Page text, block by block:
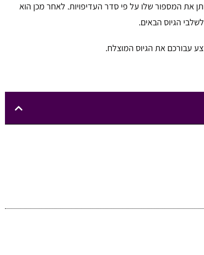
את המספור שלו על פי סדר העדיפויות. לאחר מכן הוא
הגיוס הבאים.
עבורכם את הגיוס המוצלח.